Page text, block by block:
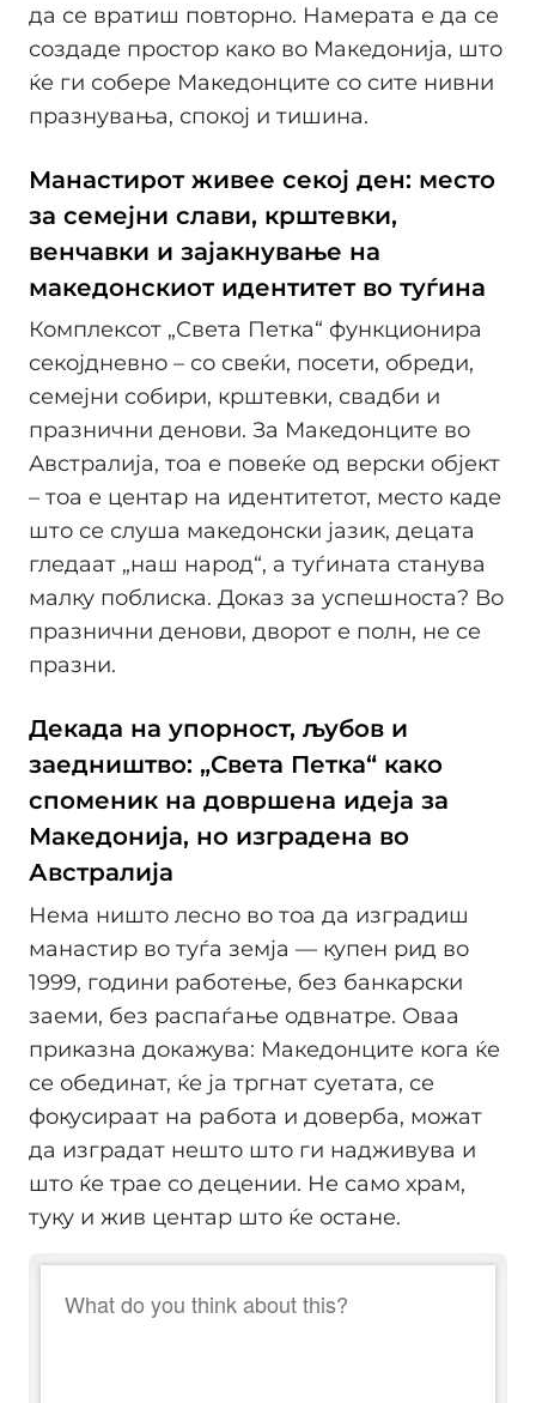
да се вратиш повторно. Намерата е да се
создаде простор како во Македонија, што
ќе ги собере Македонците со сите нивни
празнувања, спокој и тишина.
Манастирот живее секој ден: место
за семејни слави, крштевки,
венчавки и зајакнување на
македонскиот идентитет во туѓина
Комплексот „Света Петка“ функционира
секојдневно – со свеќи, посети, обреди,
семејни собири, крштевки, свадби и
празнични денови. За Македонците во
Австралија, тоа е повеќе од верски објект
– тоа е центар на идентитетот, место каде
што се слуша македонски јазик, децата
гледаат „наш народ“, а туѓината станува
малку поблиска. Доказ за успешноста? Во
празнични денови, дворот е полн, не се
празни.
Декадa на упорност, љубов и
заедништво: „Света Петка“ како
споменик на довршена идеја за
Македонија, но изградена во
Австралија
Нема ништо лесно во тоа да изградиш
манастир во туѓа земја — купен рид во
1999, години работење, без банкарски
заеми, без распаѓање одвнатре. Оваа
приказна докажува: Македонците кога ќе
се обединат, ќе ја тргнат суетата, се
фокусираат на работа и доверба, можат
да изградат нешто што ги надживува и
што ќе трае со децении. Не само храм,
туку и жив центар што ќе остане.